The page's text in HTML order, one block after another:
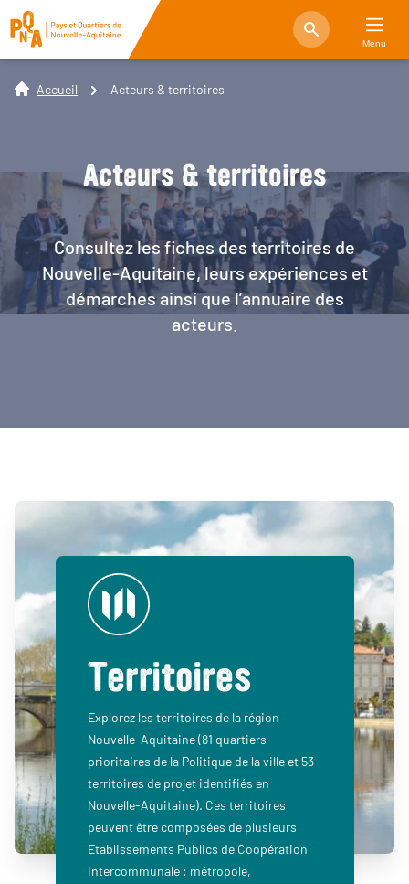
Menu
Accueil Acteurs & territoires
Acteurs & territoires
Consultez les fiches des territoires de
Nouvelle-Aquitaine, leurs expériences et
démarches ainsi que l’annuaire des
acteurs.
Territoires
Explorez les territoires de la région
Nouvelle-Aquitaine (81 quartiers
prioritaires de la Politique de la ville et 53
territoires de projet identifiés en
Nouvelle-Aquitaine). Ces territoires
peuvent être composées de plusieurs
Etablissements Publics de Coopération
Intercommunale : métropole,